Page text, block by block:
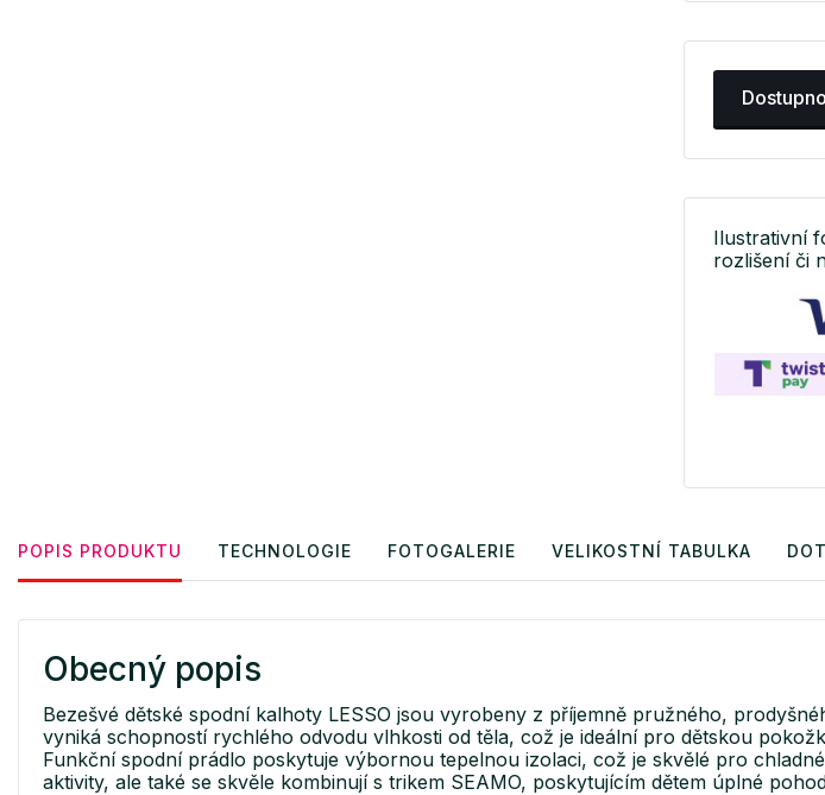
Ilustrativní
rozlišení či
POPIS PRODUKTU TECHNOLOGIE FOTOGALERIE VELIKOSTNÍ TABULKA
Obecný popis
Bezešvé dětské spodní kalhoty LESSO jsou vyrobeny z příjemně pružného,
vyniká schopností rychlého odvodu vlhkosti od těla, což je ideální pro dětskou
Funkční spodní prádlo poskytuje výbornou tepelnou izolaci, což je skvělé pro
aktivity, ale také se skvěle kombinují s trikem SEAMO, poskytujícím dětem úplné